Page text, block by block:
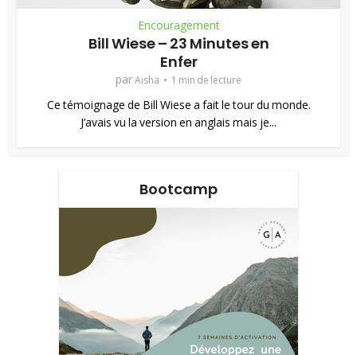
Encouragement
Bill Wiese – 23 Minutes en
Enfer
parAisha 1 min de lecture
Ce témoignage de Bill Wiese a fait le tour du monde.
J’avais vu la version en anglais mais je...
Bootcamp